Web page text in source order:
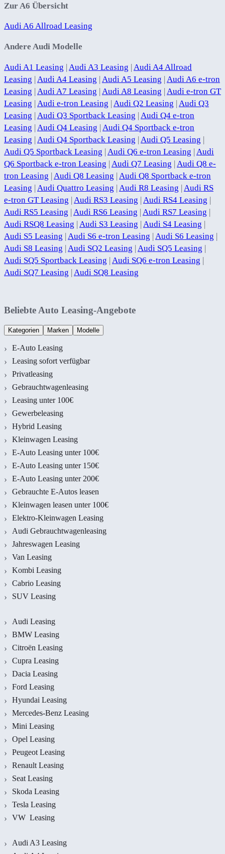
Zur A6 Übersicht
Audi A6 Allroad Leasing
Andere Audi Modelle
Audi A1 Leasing | Audi A3 Leasing | Audi A4 Allroad
Leasing | Audi A4 Leasing | Audi A5 Leasing | Audi A6 e-tron
Leasing | Audi A7 Leasing | Audi A8 Leasing | Audi e-tron GT
Leasing | Audi e-tron Leasing | Audi Q2 Leasing | Audi Q3
Leasing | Audi Q3 Sportback Leasing | Audi Q4 e-tron
Leasing | Audi Q4 Leasing | Audi Q4 Sportback e-tron
Leasing | Audi Q4 Sportback Leasing | Audi Q5 Leasing |
Audi Q5 Sportback Leasing | Audi Q6 e-tron Leasing | Audi
Q6 Sportback e-tron Leasing | Audi Q7 Leasing | Audi Q8 e-
tron Leasing | Audi Q8 Leasing | Audi Q8 Sportback e-tron
Leasing | Audi Quattro Leasing | Audi R8 Leasing | Audi RS
e-tron GT Leasing | Audi RS3 Leasing | Audi RS4 Leasing |
Audi RS5 Leasing | Audi RS6 Leasing | Audi RS7 Leasing |
Audi RSQ8 Leasing | Audi S3 Leasing | Audi S4 Leasing |
Audi S5 Leasing | Audi S6 e-tron Leasing | Audi S6 Leasing |
Audi S8 Leasing | Audi SQ2 Leasing | Audi SQ5 Leasing |
Audi SQ5 Sportback Leasing | Audi SQ6 e-tron Leasing |
Audi SQ7 Leasing | Audi SQ8 Leasing
Beliebte Auto Leasing-Angebote
Kategorien Marken Modelle
E-Auto Leasing
Leasing sofort verfügbar
Privatleasing
Gebrauchtwagenleasing
Leasing unter 100€
Gewerbeleasing
Hybrid Leasing
Kleinwagen Leasing
E-Auto Leasing unter 100€
E-Auto Leasing unter 150€
E-Auto Leasing unter 200€
Gebrauchte E-Autos leasen
Kleinwagen leasen unter 100€
Elektro-Kleinwagen Leasing
Audi Gebrauchtwagenleasing
Jahreswagen Leasing
Van Leasing
Kombi Leasing
Cabrio Leasing
SUV Leasing
Audi Leasing
BMW Leasing
Citroën Leasing
Cupra Leasing
Dacia Leasing
Ford Leasing
Hyundai Leasing
Mercedes-Benz Leasing
Mini Leasing
Opel Leasing
Peugeot Leasing
Renault Leasing
Seat Leasing
Skoda Leasing
Tesla Leasing
VW Leasing
Audi A3 Leasing